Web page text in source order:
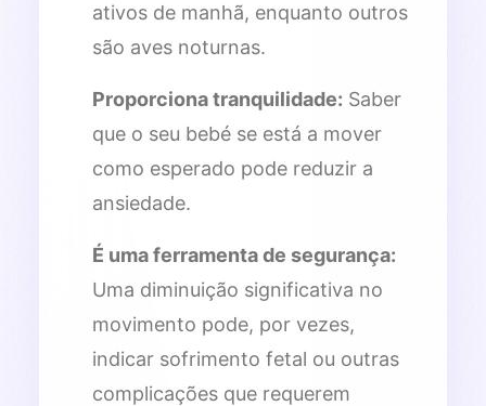
ativos de manhã, enquanto outros
são aves noturnas.
Proporciona tranquilidade: Saber
que o seu bebé se está a mover
como esperado pode reduzir a
ansiedade.
É uma ferramenta de segurança:
Uma diminuição significativa no
movimento pode, por vezes,
indicar sofrimento fetal ou outras
complicações que requerem